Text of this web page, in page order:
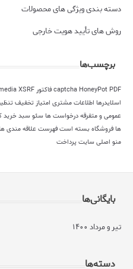
دسته بندی ویژگی های محصولات
روش های تأیید هویت خارجی
برچسب‌ها
captcha HoneyPot PDF فاکتور XSRF
اسلایدرها اطلاعات مشتری امتیاز تخفیف
عمومی و متفرقهدرخواست هاسئوسبد خرید
هافروشگاه بسته استفهرست علاقه مندی
منو اصلی سایتپرداخت
بایگانی‌ها
تیر و مرداد ۱۴۰۰
دسته‌ها